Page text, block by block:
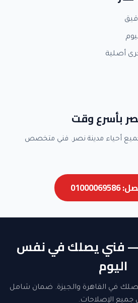
أصلية
بأسرع وقت
أحياء مدينة نصر. فني متخصص
— فني يصلك في نفس
اليوم
24 ساعة. نصلك في القاهرة والجيزة. ضمان شامل
جميع الإصلاحات.